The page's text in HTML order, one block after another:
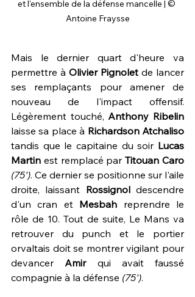
et l'ensemble de la défense mancelle | ©
Antoine Fraysse
Mais le dernier quart d'heure va
permettre à Olivier Pignolet de lancer
ses remplaçants pour amener de
nouveau de l'impact offensif.
Légèrement touché, Anthony Ribelin
laisse sa place à Richardson Atchaliso
tandis que le capitaine du soir Lucas
Martin est remplacé par Titouan Caro
(75'). Ce dernier se positionne sur l'aile
droite, laissant Rossignol descendre
d'un cran et Mesbah reprendre le
rôle de 10. Tout de suite, Le Mans va
retrouver du punch et le portier
orvaltais doit se montrer vigilant pour
devancer Amir qui avait faussé
compagnie à la défense (75').